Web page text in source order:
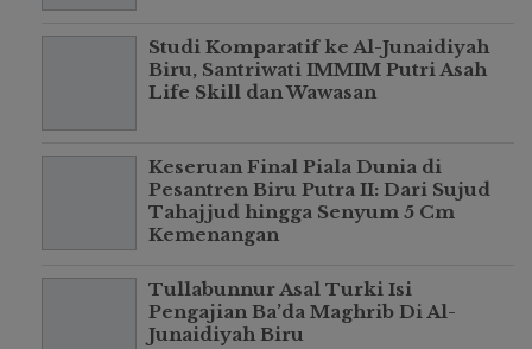
Studi Komparatif ke Al-Junaidiyah
Biru, Santriwati IMMIM Putri Asah
Life Skill dan Wawasan
Keseruan Final Piala Dunia di
Pesantren Biru Putra II: Dari Sujud
Tahajjud hingga Senyum 5 Cm
Kemenangan
Tullabunnur Asal Turki Isi
Pengajian Ba’da Maghrib Di Al-
Junaidiyah Biru